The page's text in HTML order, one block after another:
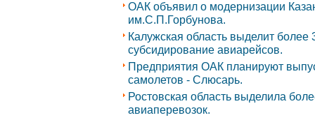
ОАК объявил о модернизации
им.С.П.Горбунова.
Калужская область выделит более
субсидирование авиарейсов.
Предприятия ОАК планируют
самолетов - Слюсарь.
Ростовская область выделила
авиаперевозок.